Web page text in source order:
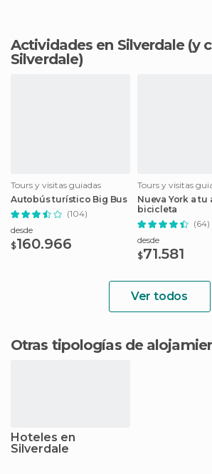
Actividades en Silverdale (y
Silverdale)
Tours y visitas guiadas
Autobús turístico Big Bus
(104)
desde
$160.966
Tours y visitas
Nueva York a tu
bicicleta
(64)
desde
$71.581
Ver todos
Otras tipologías de
Hoteles en
Silverdale